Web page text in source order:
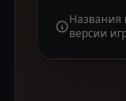
Названия
версии